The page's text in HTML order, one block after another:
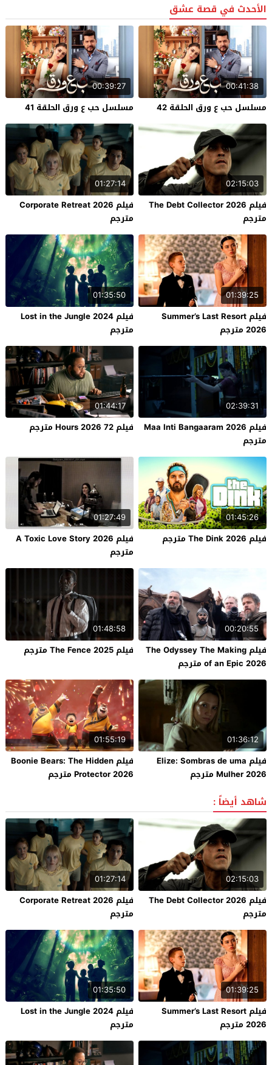
الأحدث في قصة عشق
00:41:38
مسلسل حب ع ورق الحلقة 42
00:39:27
مسلسل حب ع ورق الحلقة 41
02:15:03
فيلم The Debt Collector 2026
مترجم
01:27:14
فيلم Corporate Retreat 2026
مترجم
01:39:25
فيلم Summer’s Last Resort
2026 مترجم
01:35:50
فيلم Lost in the Jungle 2024
مترجم
02:39:31
فيلم Maa Inti Bangaaram 2026
مترجم
01:44:17
فيلم 72 Hours 2026 مترجم
01:45:26
فيلم The Dink 2026 مترجم
01:27:49
فيلم A Toxic Love Story 2026
مترجم
00:20:55
فيلم The Odyssey The Making
of an Epic 2026 مترجم
01:48:58
فيلم The Fence 2025 مترجم
01:36:12
فيلم Elize: Sombras de uma
Mulher 2026 مترجم
01:55:19
فيلم Boonie Bears: The Hidden
Protector 2026 مترجم
شاهد أيضاً :
02:15:03
فيلم The Debt Collector 2026
مترجم
01:27:14
فيلم Corporate Retreat 2026
مترجم
01:39:25
فيلم Summer’s Last Resort
2026 مترجم
01:35:50
فيلم Lost in the Jungle 2024
مترجم